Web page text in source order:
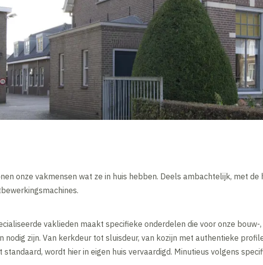
onze vakmensen wat ze in huis hebben. Deels ambachtelijk, met de
vaklieden maakt specifieke onderdelen die voor onze bouw-
nodig zijn. Van kerkdeur tot sluisdeur, van kozijn met authentieke
standaard, wordt hier in eigen huis vervaardigd. Minutieus volgens